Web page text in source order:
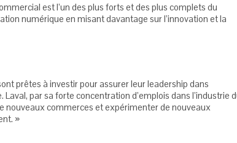
est l’un des plus forts et des plus complets du
numérique en misant davantage sur l’innovation et la
prêtes à investir pour assurer leur leadership dans
par sa forte concentration d’emplois dans l’industrie
nouveaux commerces et expérimenter de nouveaux
»